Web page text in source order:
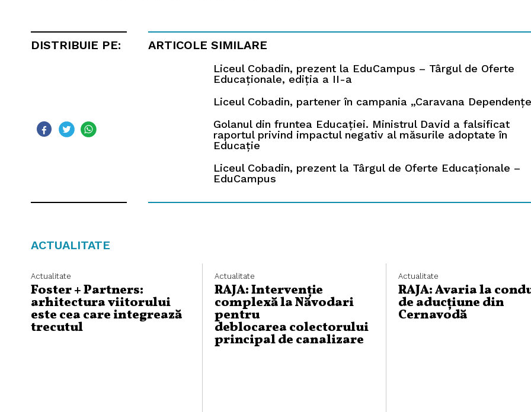
DISTRIBUIE PE: ARTICOLE SIMILARE
Liceul Cobadin, prezent la EduCampus – Târgul de Oferte
Educaționale, ediția a II-a
Liceul Cobadin, partener în campania „Caravana
Golanul din fruntea Educației. Ministrul David a falsificat
raportul privind impactul negativ al măsurile adoptate în
Educație
Liceul Cobadin, prezent la Târgul de Oferte Educaționale –
EduCampus
ACTUALITATE
Actualitate
Foster + Partners:
arhitectura viitorului
este cea care integrează
trecutul
Actualitate
RAJA: Intervenție
complexă la Năvodari
pentru
deblocarea colectorului
principal de canalizare
Actualitate
RAJA: Avaria la
de aducțiune din
Cernavodă